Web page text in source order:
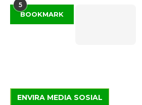
5
BOOKMARK
ENVIRA MEDIA SOSIAL